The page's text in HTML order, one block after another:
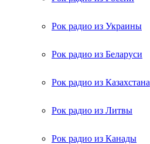
Рок радио из Украины
Рок радио из Беларуси
Рок радио из Казахстана
Рок радио из Литвы
Рок радио из Канады